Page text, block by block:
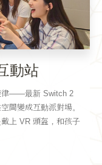
動站
律——最新 Switch 2
間變成互動派對場。
上 VR 頭盔，和孩子